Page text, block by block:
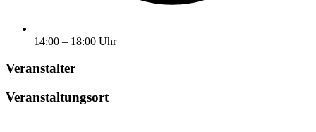
14:00 – 18:00 Uhr
Veranstalter
Veranstaltungsort